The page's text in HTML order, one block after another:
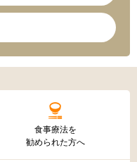
食事療法を
勧められた方へ